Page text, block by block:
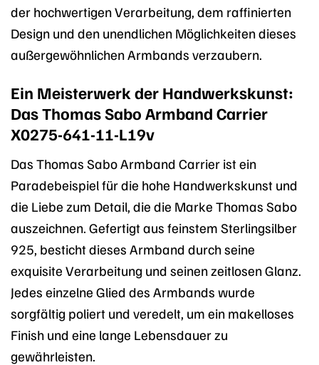
der hochwertigen Verarbeitung, dem raffinierten
Design und den unendlichen Möglichkeiten dieses
außergewöhnlichen Armbands verzaubern.
Ein Meisterwerk der Handwerkskunst:
Das Thomas Sabo Armband Carrier
X0275-641-11-L19v
Das Thomas Sabo Armband Carrier ist ein
Paradebeispiel für die hohe Handwerkskunst und
die Liebe zum Detail, die die Marke Thomas Sabo
auszeichnen. Gefertigt aus feinstem Sterlingsilber
925, besticht dieses Armband durch seine
exquisite Verarbeitung und seinen zeitlosen Glanz.
Jedes einzelne Glied des Armbands wurde
sorgfältig poliert und veredelt, um ein makelloses
Finish und eine lange Lebensdauer zu
gewährleisten.